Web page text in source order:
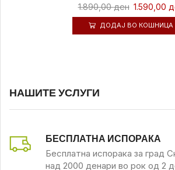
1.890,00ден 1.590,00
ДОДАЈ ВО КОШНИЦА
НАШИТЕ УСЛУГИ
БЕСПЛАТНА ИСПОРАКА
Бесплатна испорака за град
над 2000 денари во рок од 2